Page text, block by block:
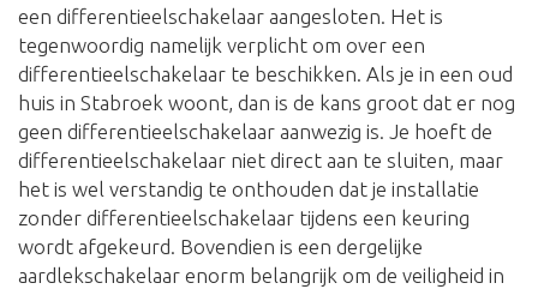
een differentieelschakelaar aangesloten. Het is
tegenwoordig namelijk verplicht om over een
differentieelschakelaar te beschikken. Als je in een oud
huis in Stabroek woont, dan is de kans groot dat er nog
geen differentieelschakelaar aanwezig is. Je hoeft de
differentieelschakelaar niet direct aan te sluiten, maar
het is wel verstandig te onthouden dat je installatie
zonder differentieelschakelaar tijdens een keuring
wordt afgekeurd. Bovendien is een dergelijke
aardlekschakelaar enorm belangrijk om de veiligheid in